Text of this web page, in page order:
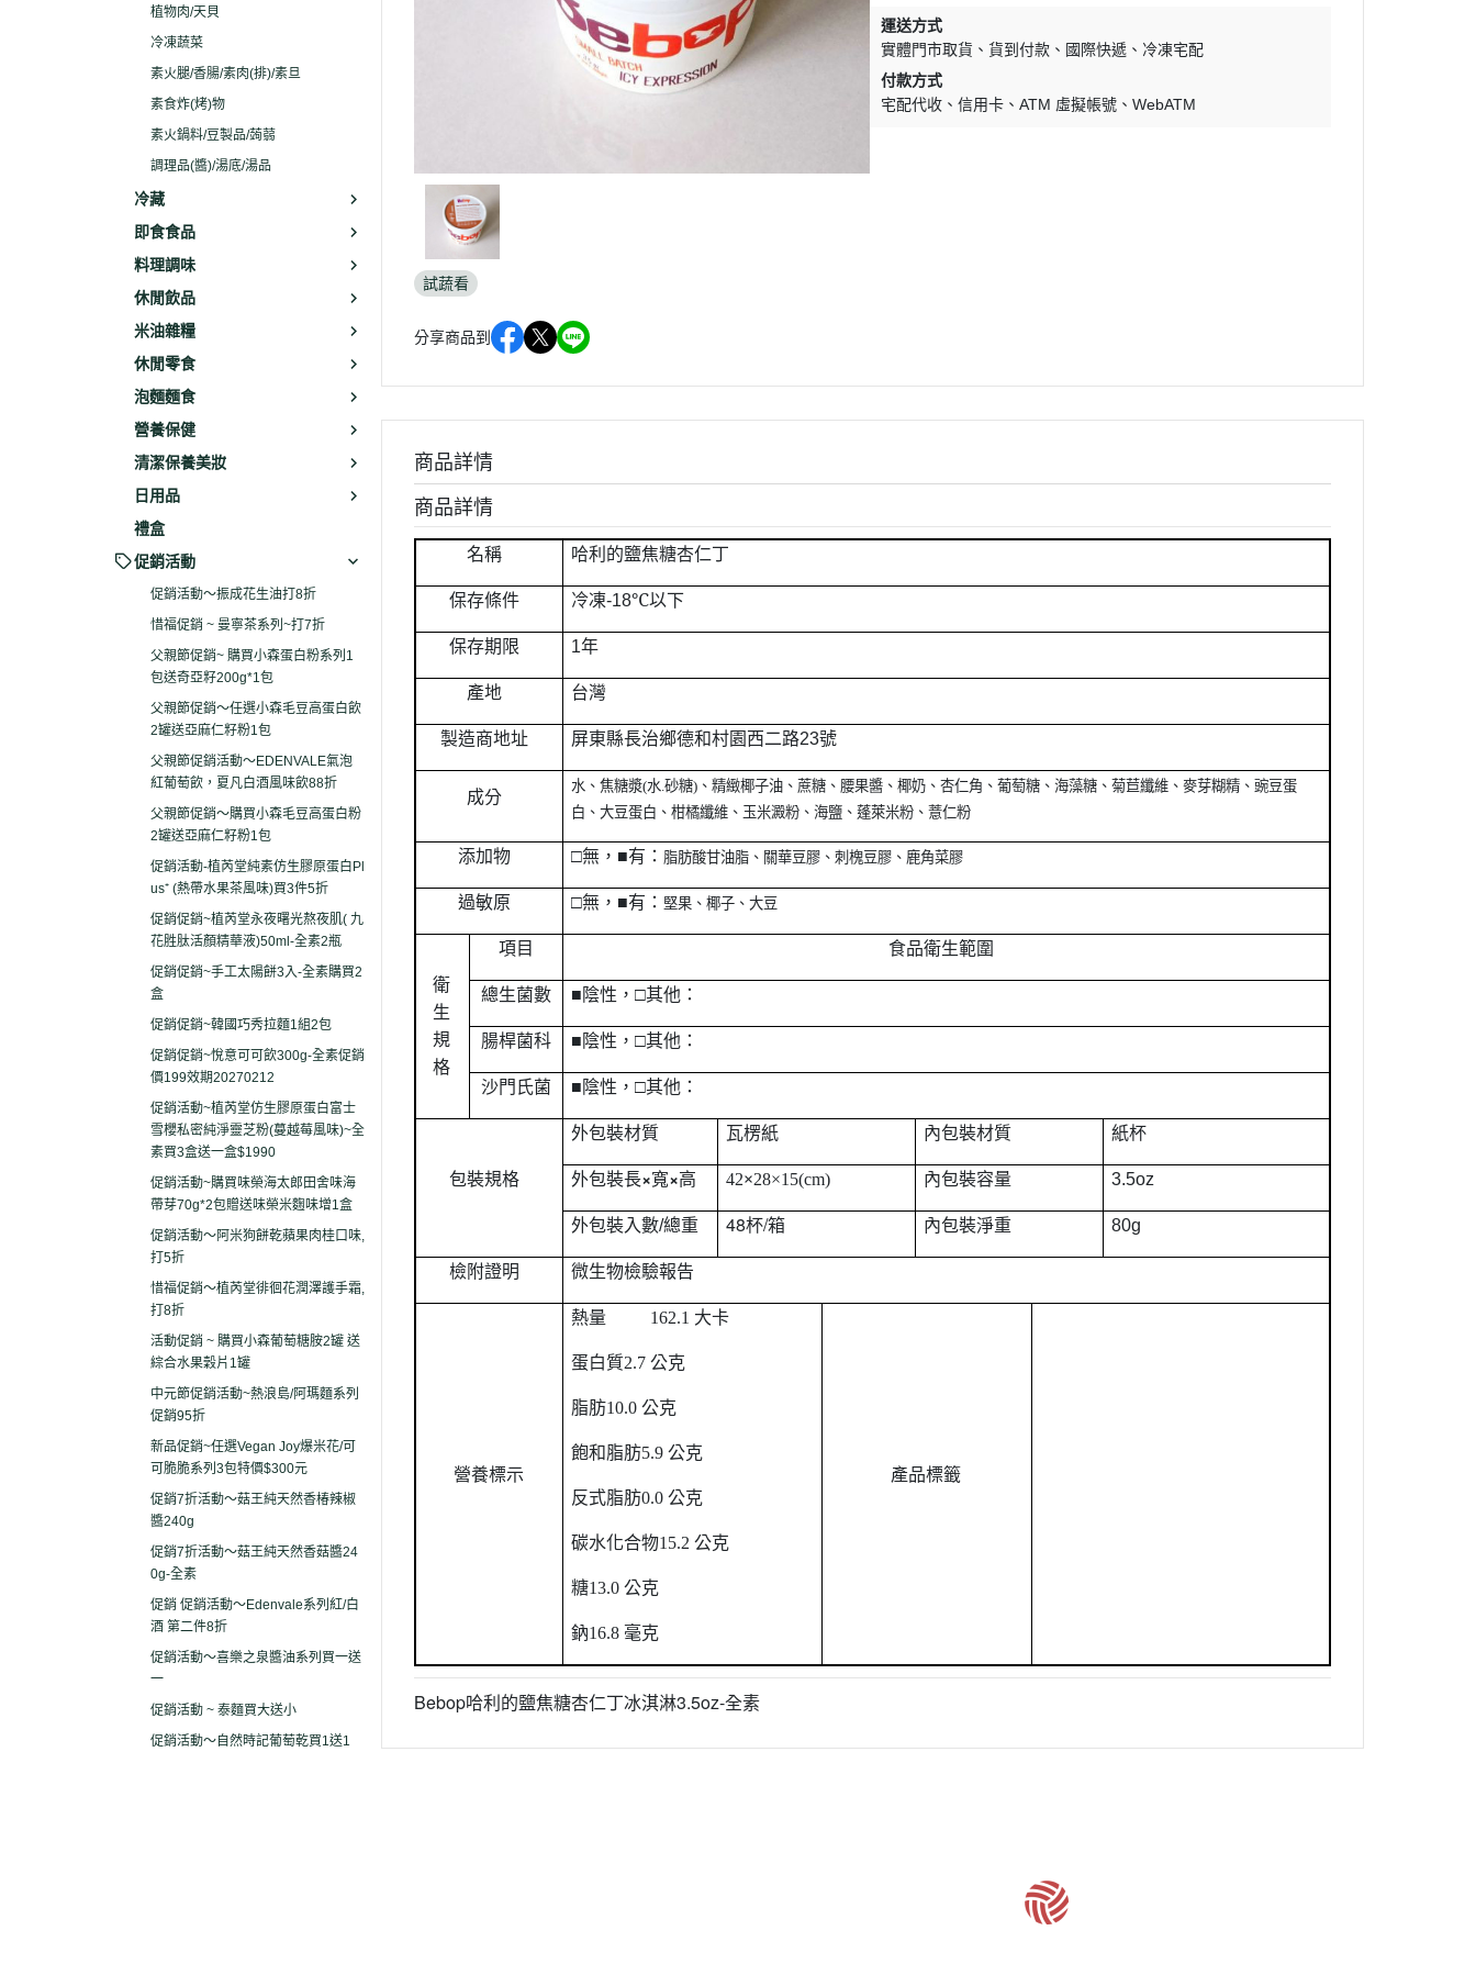
促銷促銷~植芮堂永夜曙光熬夜
肌( 九花胜肽活顏精華液)50ml-全
素2瓶
促銷促銷~手工太陽餅3入-全素
味海帶芽70g*2包贈送味榮米麴
味增1盒
口味,打5折
活動促銷 ~ 購買小森葡萄糖胺2
系列 促銷95折
花/可可脆脆系列3包特價$300元
促銷7折活動～菇王純天然香椿
辣椒醬240g
促銷7折活動～菇王純天然香菇
促銷 促銷活動～Edenvale系列
紅/白酒 第二件8折
促銷活動～自然時記葡萄乾買1
植物肉/天貝
冷凍蔬菜
素火腿/香腸/素肉(排)/素旦
素食炸(烤)物
素火鍋料/豆製品/蒟蒻
調理品(醬)/湯底/湯品
冷藏
即食食品
料理調味
休閒飲品
米油雜糧
休閒零食
泡麵麵食
營養保健
清潔保養美妝
日用品
禮盒
促銷活動
促銷活動～振成花生油打8折
惜福促銷 ~ 曼寧茶系列~打7折
父親節促銷~ 購買小森蛋白粉系列1
包送奇亞籽200g*1包
父親節促銷～任選小森毛豆高蛋白飲
2罐送亞麻仁籽粉1包
父親節促銷活動～EDENVALE氣泡
紅葡萄飲，夏凡白酒風味飲88折
父親節促銷～購買小森毛豆高蛋白粉
2罐送亞麻仁籽粉1包
促銷活動-植芮堂純素仿生膠原蛋白Pl
us⁺ (熱帶水果茶風味)買3件5折
促銷促銷~植芮堂永夜曙光熬夜肌( 九
花胜肽活顏精華液)50ml-全素2瓶
促銷促銷~手工太陽餅3入-全素購買2
盒
促銷促銷~韓國巧秀拉麵1組2包
促銷促銷~悅意可可飲300g-全素促銷
價199效期20270212
促銷活動~植芮堂仿生膠原蛋白富士
雪櫻私密純淨靈芝粉(蔓越莓風味)~全
素買3盒送一盒$1990
促銷活動~購買味榮海太郎田舍味海
帶芽70g*2包贈送味榮米麴味增1盒
促銷活動～阿米狗餅乾蘋果肉桂口味,
打5折
惜福促銷～植芮堂徘徊花潤澤護手霜,
打8折
活動促銷 ~ 購買小森葡萄糖胺2罐 送
綜合水果穀片1罐
中元節促銷活動~熱浪島/阿瑪麵系列
促銷95折
新品促銷~任選Vegan Joy爆米花/可
可脆脆系列3包特價$300元
促銷7折活動～菇王純天然香椿辣椒
醬240g
促銷7折活動～菇王純天然香菇醬24
0g-全素
促銷 促銷活動～Edenvale系列紅/白
酒 第二件8折
促銷活動～喜樂之泉醬油系列買一送
一
促銷活動 ~ 泰麵買大送小
促銷活動～自然時記葡萄乾買1送1
試蔬看
分享商品到
運送方式
實體門市取貨
貨到付款 國際快遞
冷凍宅配
付款方式
宅配代收
信用卡 ATM 虛擬帳號 WebATM
商品詳情
商品詳情
名稱 哈利的鹽焦糖杏仁丁
保存條件 冷凍-18℃以下
保存期限 1年
產地 台灣
製造商地址 屏東縣長治鄉德和村園西二路23號
成分
水、焦糖漿(水.砂糖) 、精緻椰子油、蔗糖、腰果醬、椰奶、杏仁角、葡萄糖、海藻糖、菊苣纖維、麥芽糊精、豌豆蛋
白、大豆蛋白、柑橘纖維、玉米澱粉、海鹽、蓬萊米粉、薏仁粉
添加物 □無， ■有 ： 脂肪酸甘油脂、關華豆膠、刺槐豆膠、鹿角菜膠
過敏原 □無， ■有 ： 堅果、椰子、大豆
衛
生
規
格
項目 食品衛生範圍
總生菌數 ■陰性，□其他：
腸桿菌科 ■陰性，□其他：
沙門氏菌 ■陰性，□其他：
包裝規格
外包裝材質 瓦楞紙 內包裝材質 紙杯
外包裝長×寬×高 42×28×15(cm) 內包裝容量 3.5oz
外包裝入數/總重 48杯/箱 內包裝淨重 80g
檢附證明 微生物檢驗報告
營養標示
熱量 162.1 大卡
蛋白質2.7公克
脂肪10.0公克
飽和脂肪5.9公克
反式脂肪0.0公克
碳水化合物15.2公克
糖13.0公克
鈉16.8 毫克
產品標籤
Bebop哈利的鹽焦糖杏仁丁冰淇淋3.5oz-全素